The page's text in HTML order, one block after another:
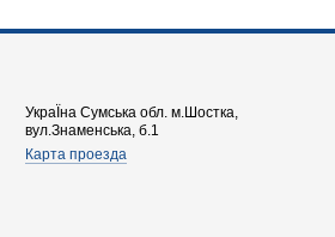
УкраЇна Сумська обл. м.Шостка,
вул.Знаменська, б.1
Карта проезда